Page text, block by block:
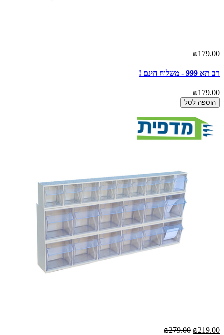
₪179.00
רב תא 999 - משלוח חינם !
₪179.00
הוספה לסל
₪219.00
₪279.00